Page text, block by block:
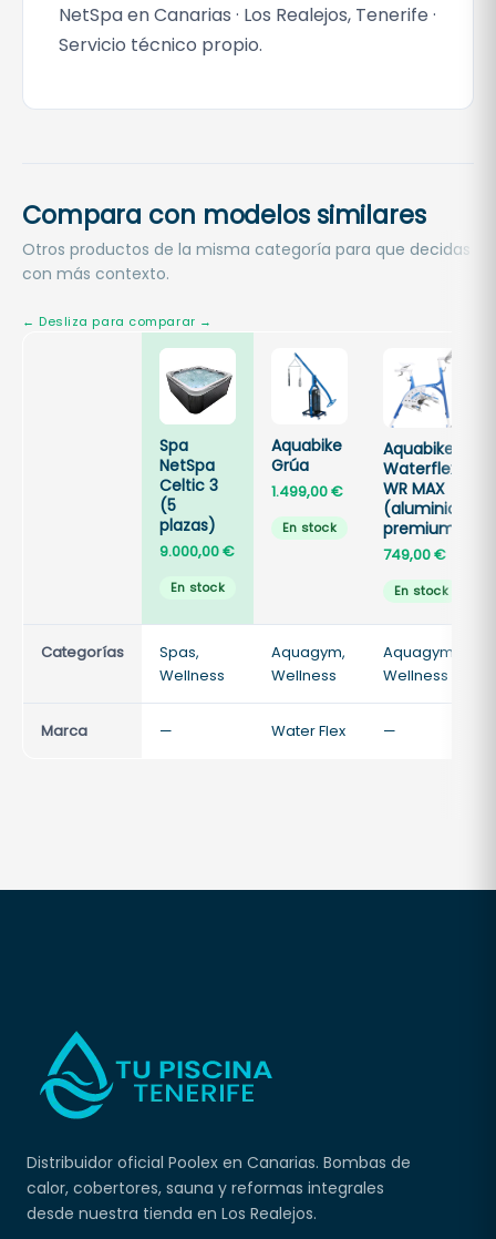
NetSpa en Canarias · Los Realejos, Tenerife ·
Servicio técnico propio.
Compara con modelos similares
Otros productos de la misma categoría para que decidas
con más contexto.
Spa
NetSpa
Celtic 3
(5
plazas)
9.000,00€
En stock
Aquabike
Grúa
1.499,00€
En stock
Aquabike
Waterflex
WR MAX
(aluminio
premium)
749,00€
En stock
Categorías
Spas,
Wellness
Aquagym,
Wellness
Aquagym,
Wellness
Marca — Water Flex —
Distribuidor oficial Poolex en Canarias. Bombas de
calor, cobertores, sauna y reformas integrales
desde nuestra tienda en Los Realejos.